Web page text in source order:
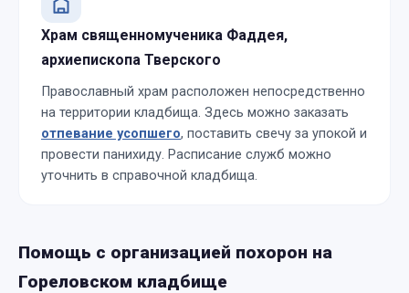
Храм священномученика Фаддея,
архиепископа Тверского
Православный храм расположен непосредственно
на территории кладбища. Здесь можно заказать
отпевание усопшего, поставить свечу за упокой и
провести панихиду. Расписание служб можно
уточнить в справочной кладбища.
Помощь с организацией похорон на
Гореловском кладбище